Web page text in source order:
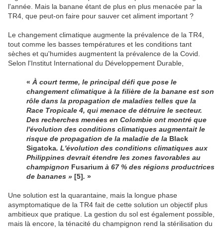
l'année. Mais la banane étant de plus en plus menacée par la
TR4, que peut-on faire pour sauver cet aliment important ?
Le changement climatique augmente la prévalence de la TR4,
tout comme les basses températures et les conditions tant
sèches et qu'humides augmentent la prévalence de la Covid.
Selon l'Institut International du Développement Durable,
«À court terme, le principal défi que pose le
changement climatique à la filière de la banane est son
rôle dans la propagation de maladies telles que la
Race Tropicale 4, qui menace de détruire le secteur.
Des recherches menées en Colombie ont montré que
l'évolution des conditions climatiques augmentait le
risque de propagation de la maladie de la Black
Sigatoka. L'évolution des conditions climatiques aux
Philippines devrait étendre les zones favorables au
champignon Fusarium à 67 % des régions productrices
de bananes »[5].»
Une solution est la quarantaine, mais la longue phase
asymptomatique de la TR4 fait de cette solution un objectif plus
ambitieux que pratique. La gestion du sol est également possible,
mais là encore, la ténacité du champignon rend la stérilisation du